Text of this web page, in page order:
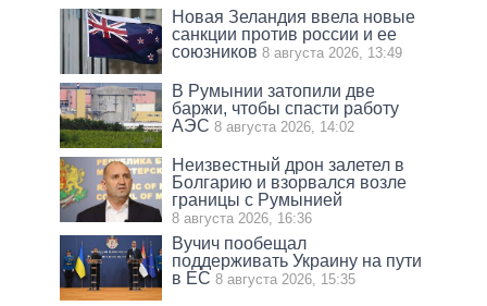
Новая Зеландия ввела новые
санкции против россии и ее
союзников 8 августа 2026, 13:49
В Румынии затопили две
баржи, чтобы спасти работу
АЭС 8 августа 2026, 14:02
Неизвестный дрон залетел в
Болгарию и взорвался возле
границы с Румынией
8 августа 2026, 16:36
Вучич пообещал
поддерживать Украину на пути
в ЕС 8 августа 2026, 15:35